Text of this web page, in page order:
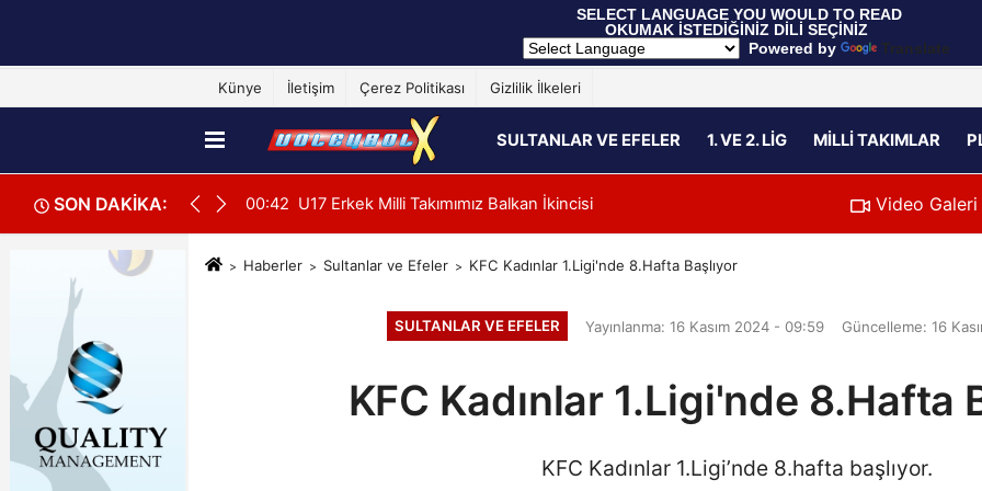
SELECT LANGUAGE YOU WOULD TO READ
OKUMAK İSTEDİĞİNİZ DİLİ SEÇİNİZ
Powered by
Translate
Künye İletişim Çerez Politikası Gizlilik İlkeleri
SULTANLAR VE EFELER 1. VE 2. LIG MILLI TAKIMLAR
SON DAKİKA: 00:37 Filenin Sultanları, Hazırlık Maçında Fransa'yı 3-1 Mağlup Etti 00:35 U17 Erkek Milli
Video Galeri
Haberler Sultanlar ve Efeler KFC Kadınlar 1.Ligi'nde 8.Hafta Başlıyor
SULTANLAR VE EFELER Yayınlanma: 16 Kasım 2024 - 09:59 Güncelleme: 16
KFC Kadınlar 1.Ligi'nde 8.Hafta
KFC Kadınlar 1.Ligi’nde 8.hafta başlıyor.